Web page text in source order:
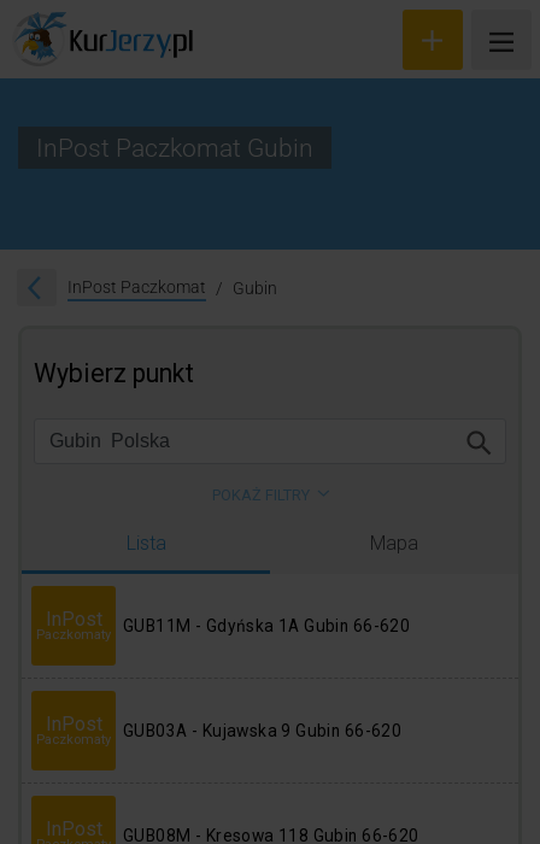
Rejestracja
InPost Paczkomat Gubin
InPost Paczkomat Gubin